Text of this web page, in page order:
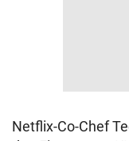
Netflix-Co-Chef